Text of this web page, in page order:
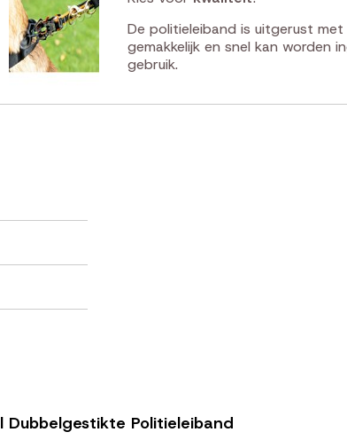
De politieleiband is uitgerust met
gemakkelijk en snel kan worden
gebruik.
Dubbelgestikte Politieleiband